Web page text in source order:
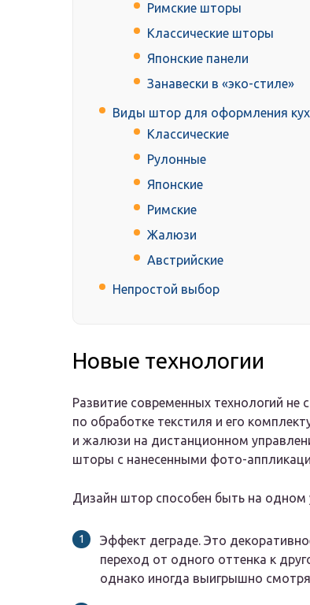
Римские шторы
Классические шторы
Японские панели
Занавески в «эко-стиле»
Виды штор для оформления
Классические
Рулонные
Японские
Римские
Жалюзи
Австрийские
Непростой выбор
Новые технологии
Развитие современных технологий
по обработке текстиля и его
и жалюзи на дистанционном
шторы с нанесенными фото-
Дизайн штор способен быть на одном
Эффект деграде. Это
переход от одного оттенка к
однако иногда выигрышно